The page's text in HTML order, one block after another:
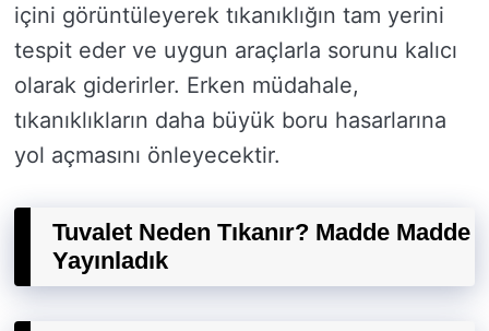
içini görüntüleyerek tıkanıklığın tam yerini
tespit eder ve uygun araçlarla sorunu kalıcı
olarak giderirler. Erken müdahale,
tıkanıklıkların daha büyük boru hasarlarına
yol açmasını önleyecektir.
Tuvalet Neden Tıkanır? Madde Madde
Yayınladık